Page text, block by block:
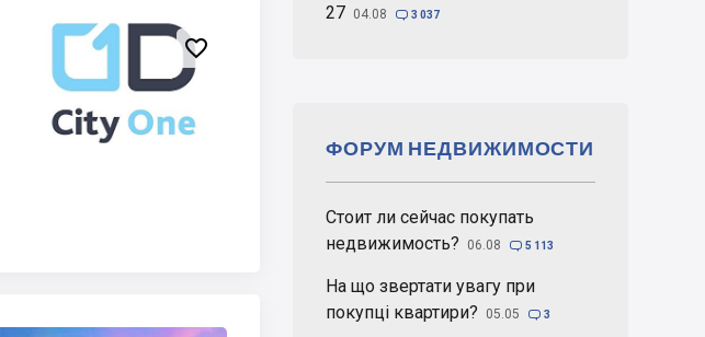

27 04.08  3 037
Стоит ли сейчас покупать
недвижимость?
06.08  5 113
На що звертати увагу при
покупці квартири?
05.05  3
ФОРУМ НЕДВИЖИМОСТИ